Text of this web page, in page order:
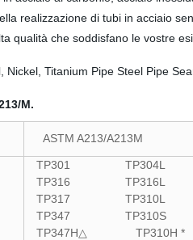
realizzazione di tubi in acciaio
qualità che soddisfano le vostre
M.
ASTM A213/A213M
TP301 TP304L
TP316 TP316L
TP317 TP310L
TP347 TP310S
TP347H△ TP310H *